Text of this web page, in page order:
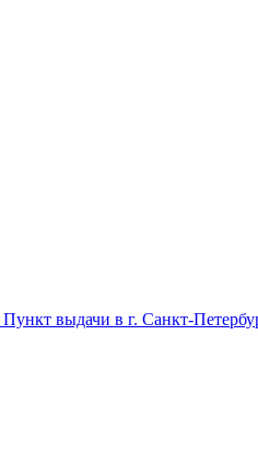
Пункт выдачи в г. Санкт-